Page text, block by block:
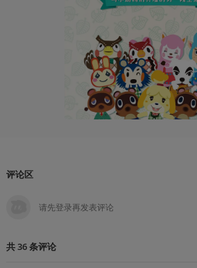
评论区
共36条评论